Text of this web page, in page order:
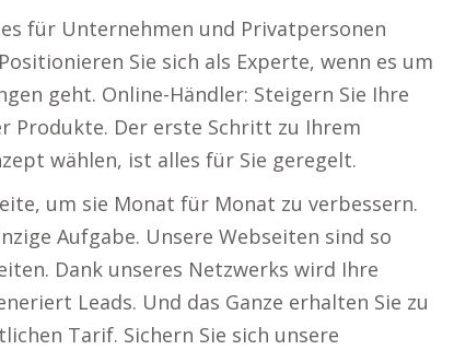
für Unternehmen und Privatpersonen
Sie sich als Experte, wenn es um
geht. Online-Händler: Steigern Sie Ihre
Produkte. Der erste Schritt zu Ihrem
wählen, ist alles für Sie geregelt.
um sie Monat für Monat zu verbessern.
Aufgabe. Unsere Webseiten sind so
Dank unseres Netzwerks wird Ihre
Leads. Und das Ganze erhalten Sie zu
Tarif. Sichern Sie sich unsere